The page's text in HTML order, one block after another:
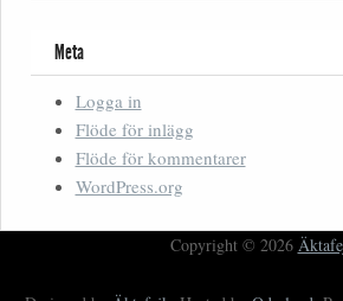
Meta
Logga in
Flöde för inlägg
Flöde för kommentarer
WordPress.org
Copyright © 2026